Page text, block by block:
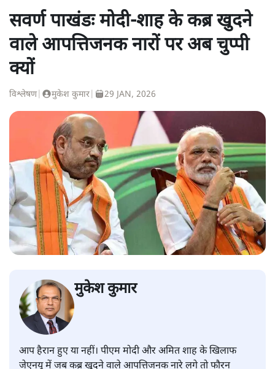
सवर्ण पाखंडः मोदी-शाह के कब्र खुदने
वाले आपत्तिजनक नारों पर अब चुप्पी
क्यों
विश्लेषण| मुकेश कुमार 29 JAN, 2026
मुकेश कुमार
आप हैरान हुए या नहीं। पीएम मोदी और अमित शाह के खिलाफ
जेएनयू में जब कब्र खुदने वाले आपत्तिजनक नारे लगे तो फौरन